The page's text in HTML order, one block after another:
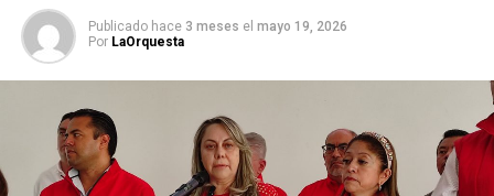
Publicado hace 3 meses el mayo 19, 2026
Por LaOrquesta